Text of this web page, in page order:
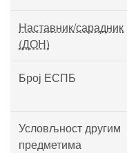
Наставник/сарадник
(ДОН)
Број ЕСПБ
Условљност другим
предметима